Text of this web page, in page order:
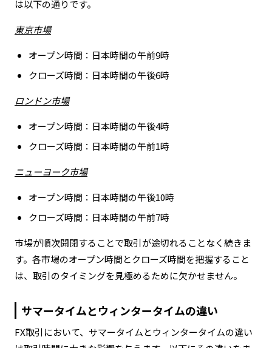
は以下の通りです。
東京市場
オープン時間：日本時間の午前9時
クローズ時間：日本時間の午後6時
ロンドン市場
オープン時間：日本時間の午後4時
クローズ時間：日本時間の午前1時
ニューヨーク市場
オープン時間：日本時間の午後10時
クローズ時間：日本時間の午前7時
市場が順次開閉することで取引が途切れることなく続きま
す。各市場のオープン時間とクローズ時間を把握すること
は、取引のタイミングを見極めるために欠かせません。
サマータイムとウィンタータイムの違い
FX取引において、サマータイムとウィンタータイムの違い